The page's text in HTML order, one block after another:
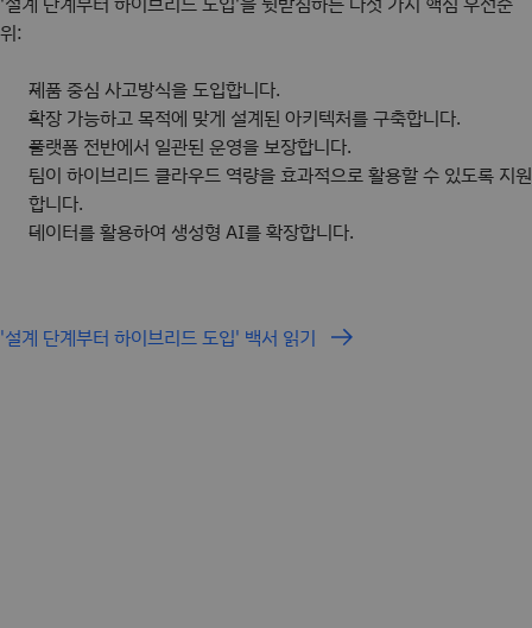
위:
제품 중심 사고방식을 도입합니다.
확장 가능하고 목적에 맞게 설계된 아키텍처를 구축합니다.
플랫폼 전반에서 일관된 운영을 보장합니다.
팀이 하이브리드 클라우드 역량을 효과적으로 활용할 수 있도록 지원
합니다.
데이터를 활용하여 생성형 AI를 확장합니다.
'설계 단계부터 하이브리드 도입' 백서 읽기